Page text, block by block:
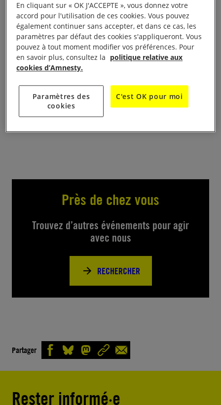
autour du film « Coeur de pierre” et en présence de
la réalisatrice du film : Claire Billet .
“ Ghorban , jeune afghan de 12 ans débarque
clandestinement en France , seul. On suis son
chaotique chemin d’intégration, et son besoin fort
de revoir son pays … sans vouloir y rester .”
Il s’agit d’un documentaire , et donc d’une histoire
réelle.
Près de chez vous
Trouvez d’autres événements pour agir
avec nous
RECHERCHER
Partager
Rester informé·e
En cliquant sur « OK J'ACCEPTE », vous donnez votre
accord pour l'utilisation de ces cookies. Vous pouvez
également continuer sans accepter, et dans ce cas, les
paramètres par défaut des cookies s'appliqueront. Vous
pouvez à tout moment modifier vos préférences. Pour
en savoir plus, consultez la politique relative aux
cookies d’Amnesty.
Paramètres des
cookies
C'est OK pour moi